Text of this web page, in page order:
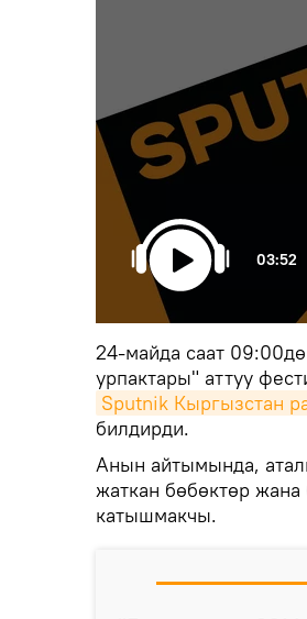
03:52
24-майда саат
урпактары" аттуу
Sputnik Кыргызстан
билдирди.
Анын айтымында,
жаткан бөбөктөр
катышмакчы.